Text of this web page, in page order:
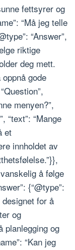
fettsyrer og
“Må jeg telle
“Answer”,
riktige
deg mett.
gode
menyen?”,
“text”: “Mange
et
innholdet av
vanskelig å følge
{“@type”:
designet for å
og
planlegging og
“Kan jeg